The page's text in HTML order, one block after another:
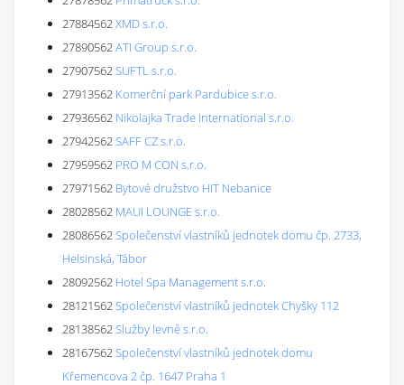
27884562XMD s.r.o.
27890562ATI Group s.r.o.
27907562SUFTL s.r.o.
27913562 Komerční park Pardubice s.r.o.
27936562 Nikolajka Trade International s.r.o.
27942562SAFF CZ s.r.o.
27959562 PRO M CON s.r.o.
27971562 Bytové družstvo HIT Nebanice
28028562 MAUI LOUNGE s.r.o.
28086562Společenství vlastníků jednotek domu čp. 2733,
Helsinská, Tábor
28092562 Hotel Spa Management s.r.o.
28121562Společenství vlastníků jednotek Chyšky 112
28138562Služby levně s.r.o.
28167562Společenství vlastníků jednotek domu
Křemencova 2 čp. 1647 Praha 1